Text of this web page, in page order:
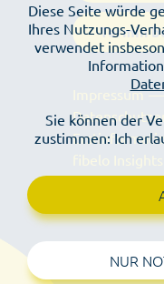
Termin
Impressum
fibelo
Diese Seite würde
Ihres Nutzungs-
verwendet
Sie können der
zustimmen: Ich
NUR